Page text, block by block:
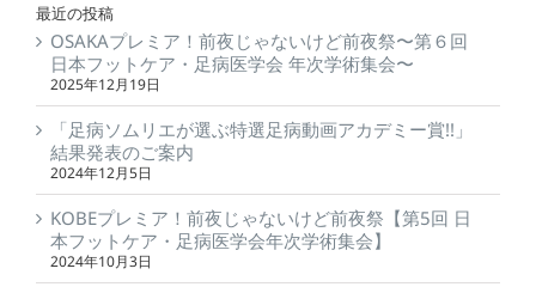
最近の投稿
OSAKAプレミア！前夜じゃないけど前夜祭〜第６回
日本フットケア・足病医学会 年次学術集会〜
2025年12月19日
「足病ソムリエが選ぶ特選足病動画アカデミー賞!!」
結果発表のご案内
2024年12月5日
KOBEプレミア！前夜じゃないけど前夜祭【第5回 日
本フットケア・足病医学会年次学術集会】
2024年10月3日